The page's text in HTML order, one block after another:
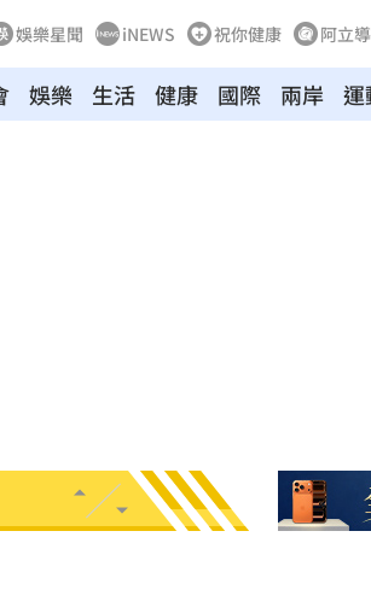
娛樂星聞 iNEWS 祝你健康 阿立
娛樂 生活 健康 國際 兩岸 運